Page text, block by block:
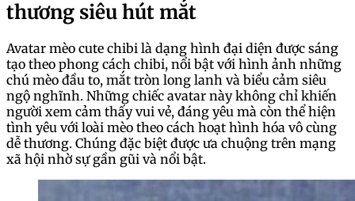
thương siêu hút mắt
Avatar mèo cute chibi là dạng hình đại diện được sáng
tạo theo phong cách chibi, nổi bật với hình ảnh những
chú mèo đầu to, mắt tròn long lanh và biểu cảm siêu
ngộ nghĩnh. Những chiếc avatar này không chỉ khiến
người xem cảm thấy vui vẻ, đáng yêu mà còn thể hiện
tình yêu với loài mèo theo cách hoạt hình hóa vô cùng
dễ thương. Chúng đặc biệt được ưa chuộng trên mạng
xã hội nhờ sự gần gũi và nổi bật.